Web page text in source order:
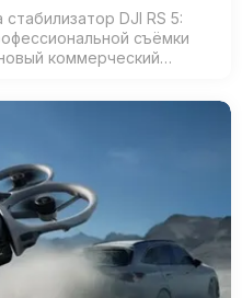
DJI RS 5:
съёмки
коммерческий
систе…